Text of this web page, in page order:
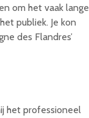
om het vaak lange
publiek. Je kon
des Flandres’
het professioneel